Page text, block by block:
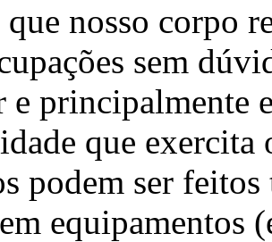
que nosso corpo
sem
e principalmente
que
podem ser
equipamentos